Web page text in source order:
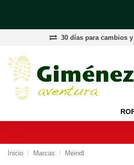
30 días para cambios
Inicio Marcas Meindl